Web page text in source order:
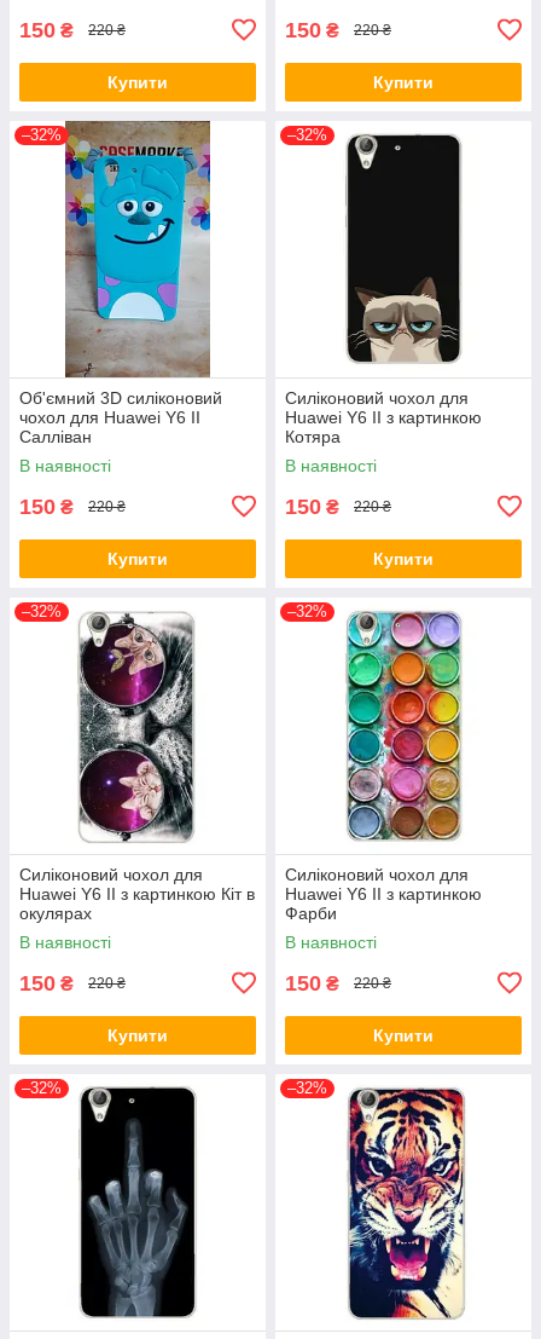
150 ₴ 220 ₴
Купити
150 ₴ 220 ₴
Купити
–32%
Об'ємний 3D силіконовий
чохол для Huawei Y6 II
Салліван
В наявності
150 ₴ 220 ₴
Купити
–32%
Силіконовий чохол для
Huawei Y6 II з картинкою
Котяра
В наявності
150 ₴ 220 ₴
Купити
–32%
Силіконовий чохол для
Huawei Y6 II з картинкою Кіт в
окулярах
В наявності
150 ₴ 220 ₴
Купити
–32%
Силіконовий чохол для
Huawei Y6 II з картинкою
Фарби
В наявності
150 ₴ 220 ₴
Купити
–32% –32%